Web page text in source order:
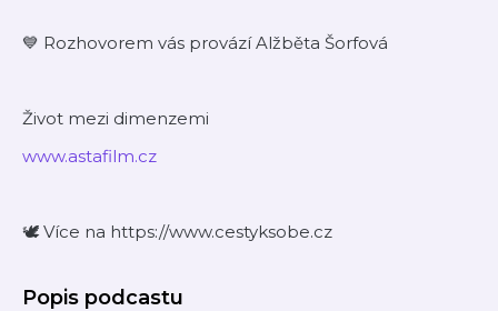
💙 Rozhovorem vás provází Alžběta Šorfová
Život mezi dimenzemi
www.astafilm.cz
🕊️ Více na https://www.cestyksobe.cz
Popis podcastu